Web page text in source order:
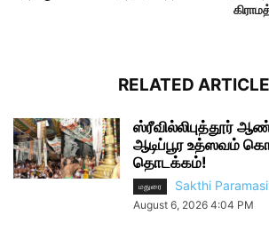
RELATED
ஸ்ரீவில்லிபுத்தூர்
ஆடிப்பூர உத்ஸவம்
தொடக்கம்!
மதுரை Sakthi
August 6, 2026 4:04 PM